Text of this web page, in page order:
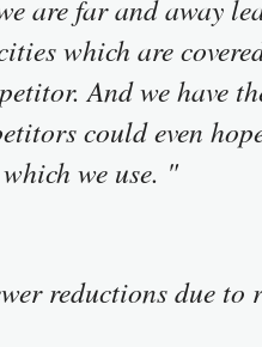
are far and away
which are
And we have
could even
we use. "
reductions due